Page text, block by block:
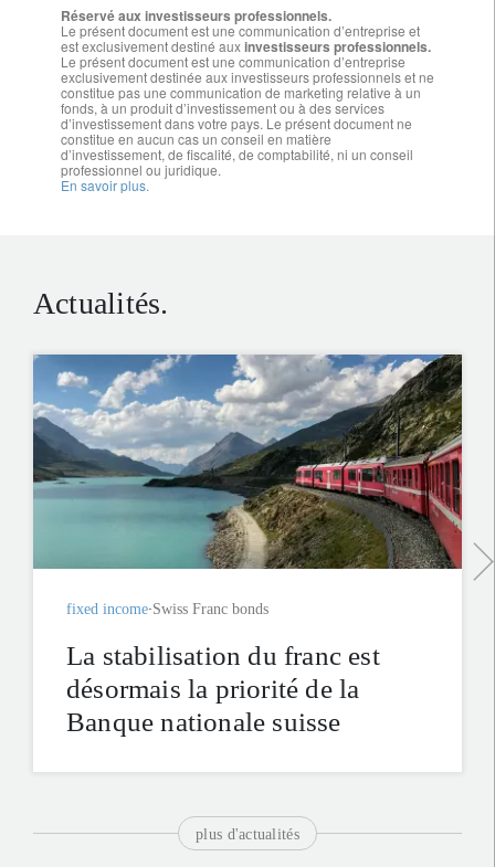
Réservé aux investisseurs professionnels.
Le présent document est une communication d’entreprise et
est exclusivement destiné auxinvestisseurs professionnels.
Le présent document est une communication d’entreprise
exclusivement destinée aux investisseurs professionnels et ne
constitue pas une communication de marketing relative à un
fonds, à un produit d’investissement ou à des services
d’investissement dans votre pays. Le présent document ne
constitue en aucun cas un conseil en matière
d’investissement, de fiscalité, de comptabilité, ni un conseil
professionnel ou juridique.
En savoir plus.
Actualités.
fixed income Swiss Franc bonds
La stabilisation du franc est
désormais la priorité de la
Banque nationale suisse
plus d'actualités